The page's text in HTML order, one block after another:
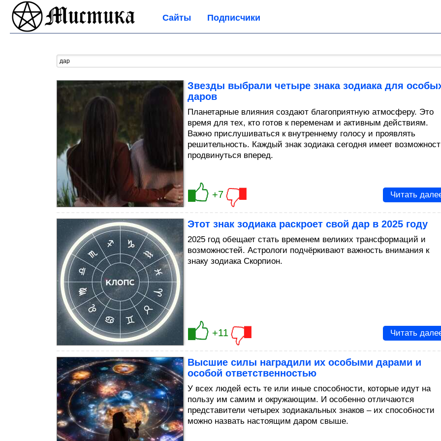
Сайты Подписчики
Звезды выбрали четыре знака зодиака для
даров
Планетарные влияния создают благоприятную атмосферу. Это
время для тех, кто готов к переменам и активным действиям.
Важно прислушиваться к внутреннему голосу и проявлять
решительность. Каждый знак зодиака сегодня имеет
продвинуться вперед.
+7 Читать
Этот знак зодиака раскроет свой дар в 2025 году
2025 год обещает стать временем великих трансформаций и
возможностей. Астрологи подчёркивают важность внимания к
знаку зодиака Скорпион.
+11 Читать
Высшие силы наградили их особыми дарами и
особой ответственностью
У всех людей есть те или иные способности, которые идут на
пользу им самим и окружающим. И особенно отличаются
представители четырех зодиакальных знаков – их способности
можно назвать настоящим даром свыше.